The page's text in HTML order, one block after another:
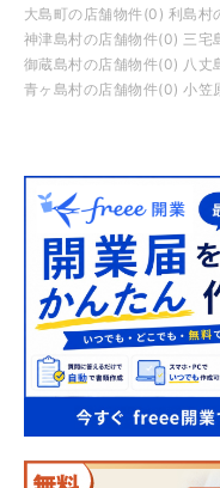
大島町の店舗物件(0) 利島村
神津島村の店舗物件(0) 三宅
御蔵島村の店舗物件(0) 八丈
青ヶ島村の店舗物件(0) 小笠